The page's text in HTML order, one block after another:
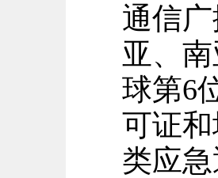
通信
亚、
球第6
可证
类应